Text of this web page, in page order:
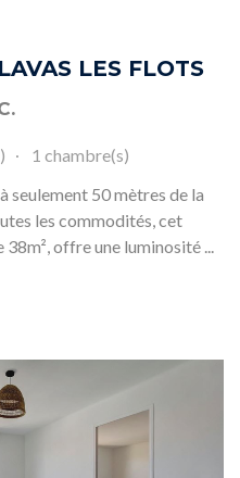
LES FLOTS
1 chambre(s)
seulement 50 mètres de la
les commodités, cet
offre une luminosité ...